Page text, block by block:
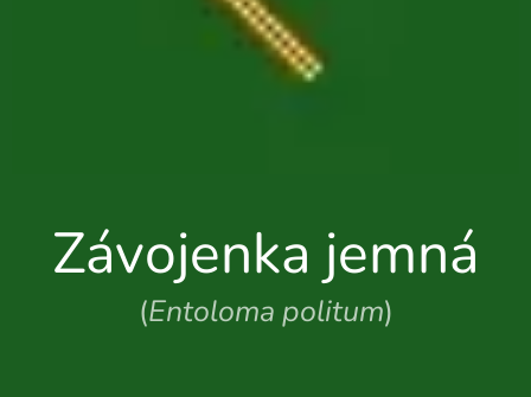
Závojenka jemná
(Entoloma politum)